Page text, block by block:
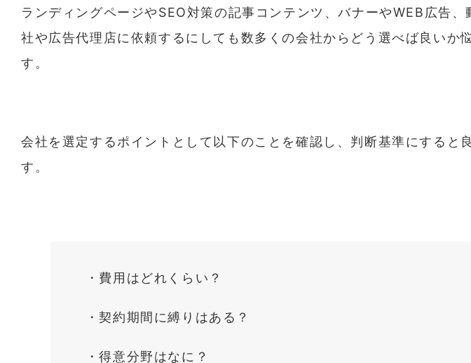
ランディングページやSEO対策の記事コンテンツ、バナーやWEB広告
社や広告代理店に依頼するにしても数多くの会社からどう選べば良いか
す。
会社を選定するポイントとして以下のことを確認し、判断基準にすると
す。
・費用はどれくらい？
・契約期間に縛りはある？
・得意分野はなに？